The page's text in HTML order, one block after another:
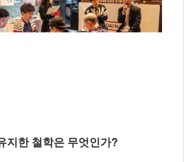
지한 철학은 무엇인가?